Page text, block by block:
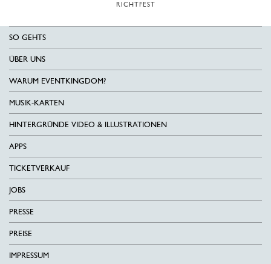
RICHTFEST
SO GEHTS
ÜBER UNS
WARUM EVENTKINGDOM?
MUSIK-KARTEN
HINTERGRÜNDE VIDEO & ILLUSTRATIONEN
APPS
TICKETVERKAUF
JOBS
PRESSE
PREISE
IMPRESSUM